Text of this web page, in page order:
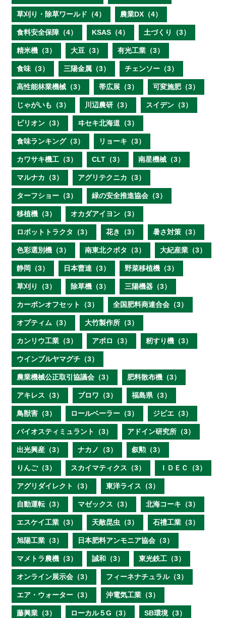
草刈り・除草ワールド（4） 農業DX（4）
食料安全保障（4） KSAS（4） 土づくり（3）
精米機（3） 大豆（3） 有光工業（3）
食味（3） 三陽金属（3） チェンソー（3）
高性能林業機械（3） 帯広展（3） 可変施肥（3）
じゃがいも（3） 川辺農研（3） スイデン（3）
ピリオン（3） ヰセキ北海道（3）
食味ランキング（3） リョーキ（3）
カワサキ機工（3） CLT（3） 南星機械（3）
マルナカ（3） アグリテクニカ（3）
ターフショー（3） 緑の安全推進協会（3）
移植機（3） オカダアイヨン（3）
ロボットトラクタ（3） 花き（3） 暑さ対策（3）
色彩選別機（3） 南東北クボタ（3） 大紀産業（3）
静岡（3） 日本曹達（3） 野菜移植機（3）
草刈り（3） 除草機（3） 三陽機器（3）
カーボンオフセット（3） 全国肥料商連合会（3）
オプティム（3） 大竹製作所（3）
カンリウ工業（3） アポロ（3） 籾すり機（3）
ウインブルヤマグチ（3）
農業機械公正取引協議会（3） 肥料散布機（3）
アキレス（3） ブロワ（3） 福島県（3）
鳥獣害（3） ロールベーラー（3） ジビエ（3）
バイオスティミュラント（3） アドイン研究所（3）
出光興産（3） ナカノ（3） 叙勲（3）
りんご（3） スカイマティクス（3） ＩＤＥＣ（3）
アグリダイレクト（3） 東洋ライス（3）
自動運転（3） マゼックス（3） 北海コーキ（3）
エスケイ工業（3） 天敵昆虫（3） 石禮工業（3）
旭陽工業（3） 日本肥料アンモニア協会（3）
マメトラ農機（3） 誠和（3） 東光鉄工（3）
オンライン展示会（3） フィーネナチュラル（3）
エア・ウォーター（3） 沖電気工業（3）
藤興業（3） ローカル５G（3） SB環境（3）